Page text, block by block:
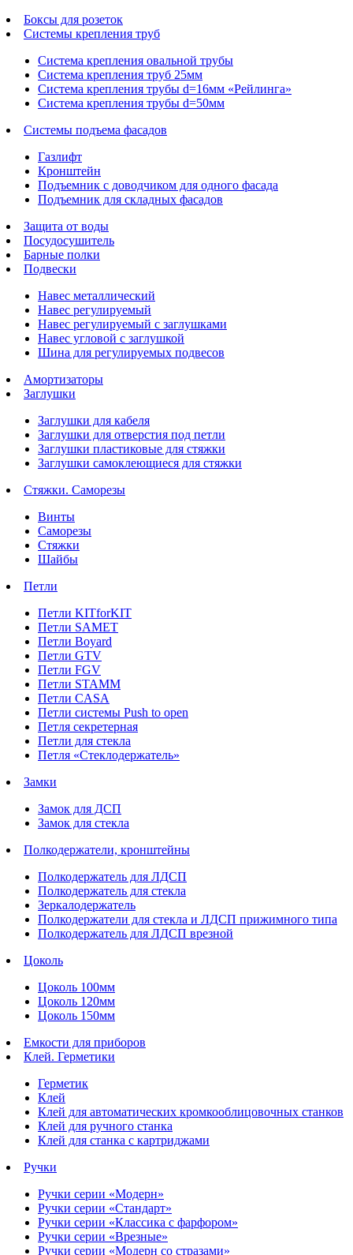
Боксы для розеток
Системы крепления труб
Система крепления овальной трубы
Система крепления труб 25мм
Система крепления трубы d=16мм «Рейлинга»
Система крепления трубы d=50мм
Системы подъема фасадов
Газлифт
Кронштейн
Подъемник с доводчиком для одного фасада
Подъемник для складных фасадов
Защита от воды
Посудосушитель
Барные полки
Подвески
Навес металлический
Навес регулируемый
Навес регулируемый с заглушками
Навес угловой с заглушкой
Шина для регулируемых подвесов
Амортизаторы
Заглушки
Заглушки для кабеля
Заглушки для отверстия под петли
Заглушки пластиковые для стяжки
Заглушки самоклеющиеся для стяжки
Стяжки. Саморезы
Винты
Саморезы
Стяжки
Шайбы
Петли
Петли KITforKIT
Петли SAMET
Петли Boyard
Петли GTV
Петли FGV
Петли STAMM
Петли CASA
Петли системы Push to open
Петля секретерная
Петли для стекла
Петля «Стеклодержатель»
Замки
Замок для ДСП
Замок для стекла
Полкодержатели, кронштейны
Полкодержатель для ЛДСП
Полкодержатель для стекла
Зеркалодержатель
Полкодержатели для стекла и ЛДСП прижимного типа
Полкодержатель для ЛДСП врезной
Цоколь
Цоколь 100мм
Цоколь 120мм
Цоколь 150мм
Емкости для приборов
Клей. Герметики
Герметик
Клей
Клей для автоматических кромкооблицовочных станков
Клей для ручного станка
Клей для станка с картриджами
Ручки
Ручки серии «Модерн»
Ручки серии «Стандарт»
Ручки серии «Классика с фарфором»
Ручки серии «Врезные»
Ручки серии «Модерн со стразами»